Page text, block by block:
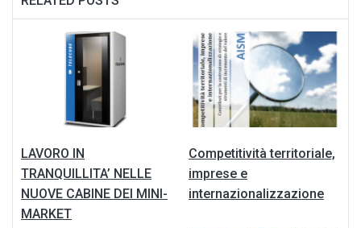
LAVORO IN
TRANQUILLITA’ NELLE
NUOVE CABINE DEI MINI-
MARKET
Competitività territoriale,
imprese e
internazionalizzazione